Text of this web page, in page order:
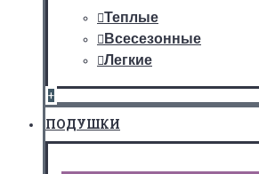
Теплые
Всесезонные
Легкие
+
ПОДУШКИ